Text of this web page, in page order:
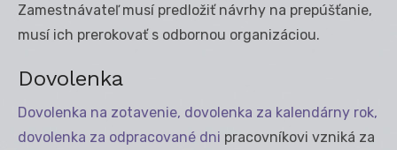
Zamestnávateľ musí predložiť návrhy na prepúšťanie,
musí ich prerokovať s odbornou organizáciou.
Dovolenka
Dovolenka na zotavenie, dovolenka za kalendárny rok,
dovolenka za odpracované dni pracovníkovi vzniká za